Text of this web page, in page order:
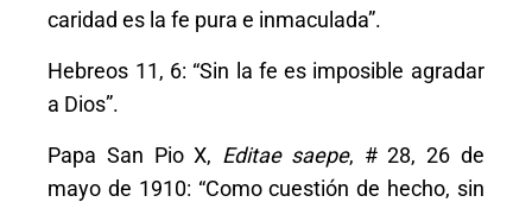
caridad es la fe pura e inmaculada”.
Hebreos 11, 6: “Sin la fe es imposible agradar
a Dios”.
Papa San Pio X, Editae saepe, # 28, 26 de
mayo de 1910: “Como cuestión de hecho, sin